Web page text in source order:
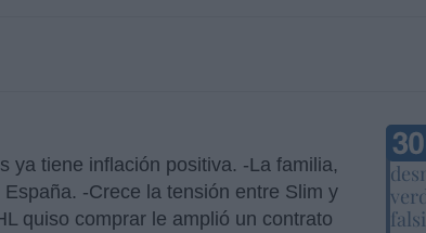
ya tiene inflación positiva. -La familia,
-Crece la tensión entre Slim y
quiso comprar le amplió un contrato